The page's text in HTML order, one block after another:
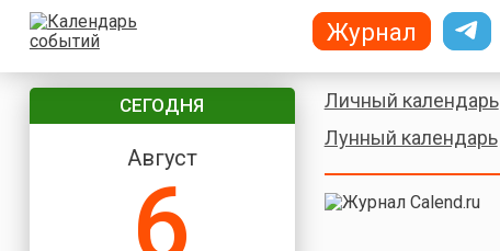
СЕГОДНЯ
Август
6
Личный календарь
Лунный календарь
Журнал